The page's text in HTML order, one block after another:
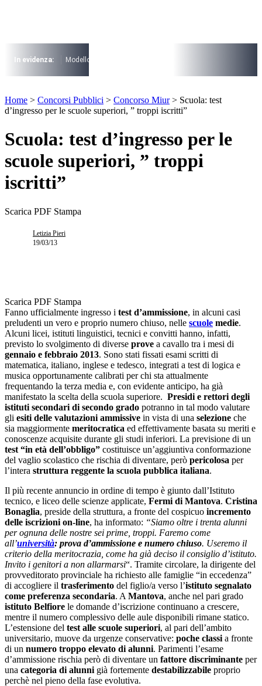
I più cercati
Lorem ipsum dolor sit amet consectetur
Lorem ipsum dolor sit amet consectetur
In evidenza: Modello 730
Lorem ipsum dolor sit amet consectetur
Home > Concorsi Pubblici > Concorso Miur> Scuola: test
d’ingresso per le scuole superiori, ” troppi iscritti”
Scuola: test d’ingresso per le
scuole superiori, ” troppi
iscritti”
Scarica PDF Stampa
Letizia Pieri
19/03/13
Scarica PDF Stampa
Fanno ufficialmente ingresso i test d’ammissione, in alcuni casi
preludenti un vero e proprio numero chiuso, nelle scuole medie.
Alcuni licei, istituti linguistici, tecnici e convitti hanno, infatti,
previsto lo svolgimento di diverse prove a cavallo tra i mesi di
gennaio e febbraio 2013. Sono stati fissati esami scritti di
matematica, italiano, inglese e tedesco, integrati a test di logica e
musica opportunamente calibrati per chi sta attualmente
frequentando la terza media e, con evidente anticipo, ha già
manifestato la scelta della scuola superiore. Presidi e rettori degli
istituti secondari di secondo grado potranno in tal modo valutare
gli esiti delle valutazioni ammissive in vista di una selezione che
sia maggiormente meritocratica ed effettivamente basata su meriti e
conoscenze acquisite durante gli studi inferiori. La previsione di un
test “in età dell’obbligo” costituisce un’aggiuntiva conformazione
del vaglio scolastico che rischia di diventare, però pericolosa per
l’intera struttura reggente la scuola pubblica italiana.
Il più recente annuncio in ordine di tempo è giunto dall’Istituto
tecnico, e liceo delle scienze applicate, Fermi di Mantova. Cristina
Bonaglia, preside della struttura, a fronte del cospicuo incremento
delle iscrizioni on-line, ha informato: “Siamo oltre i trenta alunni
per ognuna delle nostre sei prime, troppi. Faremo come
all’università: prova d’ammissione e numero chiuso. Useremo il
criterio della meritocrazia, come ha già deciso il consiglio d’istituto.
Invito i genitori a non allarmarsi“. Tramite circolare, la dirigente del
provveditorato provinciale ha richiesto alle famiglie “in eccedenza”
di accogliere il trasferimento del figlio/a verso l’istituto segnalato
come preferenza secondaria. A Mantova, anche nel pari grado
istituto Belfiore le domande d’iscrizione continuano a crescere,
mentre il numero complessivo delle aule disponibili rimane statico.
L’estensione del test alle scuole superiori, al pari dell’ambito
universitario, muove da urgenze conservative: poche classi a fronte
di un numero troppo elevato di alunni. Parimenti l’esame
d’ammissione rischia però di diventare un fattore discriminante per
una categoria di alunni già fortemente destabilizzabile proprio
perchè nel pieno della fase evolutiva.